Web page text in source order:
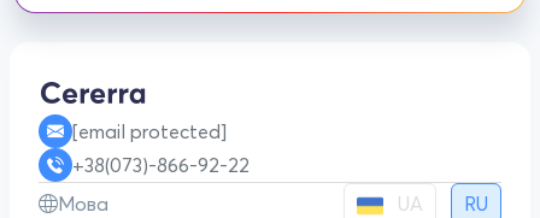
[email protected]
+38(073)-866-92-22
Мова
UA RU